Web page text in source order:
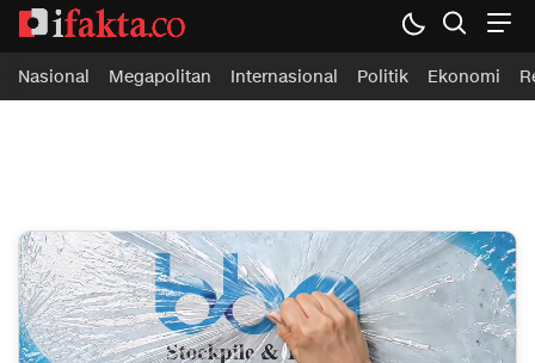
ifakta.co
#pastibenar
Nasional Megapolitan Internasional Politik Ekonomi